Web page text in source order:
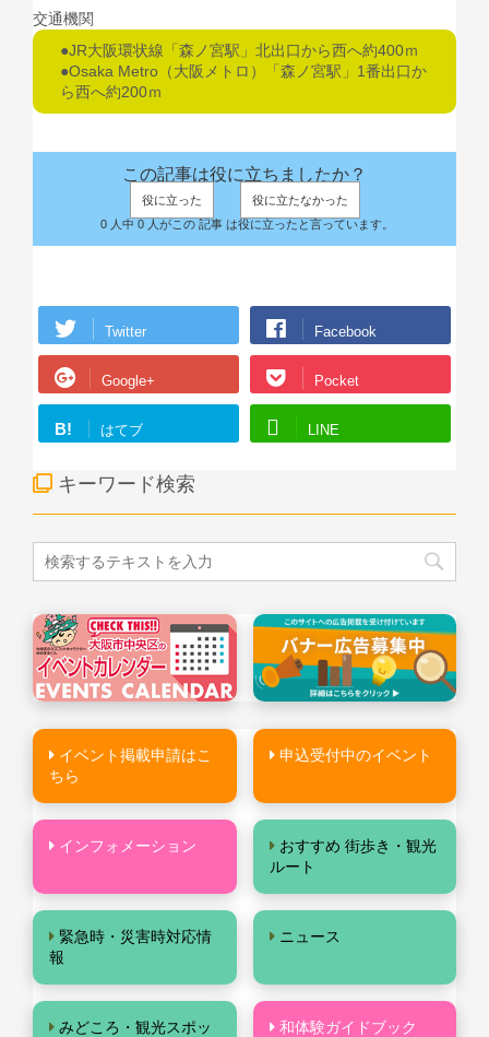
交通機関
●JR大阪環状線「森ノ宮駅」北出口から西へ約400ｍ
●Osaka Metro（大阪メトロ）「森ノ宮駅」1番出口か
ら西へ約200ｍ
この記事は役に立ちましたか？
役に立った
役に立たなかった
0 人中 0 人がこの 記事 は役に立ったと言っています。
Twitter Facebook
Google+ Pocket
B! はてブ LINE
キーワード検索
イベント掲載申請はこ
ちら
申込受付中のイベント
インフォメーション
おすすめ 街歩き・観光
ルート
緊急時・災害時対応情
報
ニュース
みどころ・観光スポッ
和体験ガイドブック